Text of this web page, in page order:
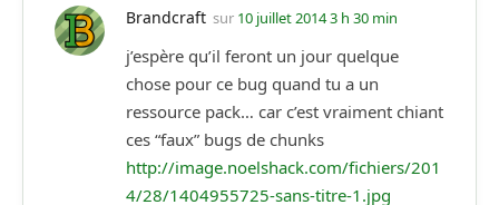
Brandcraft sur 10 juillet 2014 3 h 30 min
j’espère qu’il feront un jour quelque
chose pour ce bug quand tu a un
ressource pack… car c’est vraiment chiant
ces “faux” bugs de chunks
http://image.noelshack.com/fichiers/201
4/28/1404955725-sans-titre-1.jpg